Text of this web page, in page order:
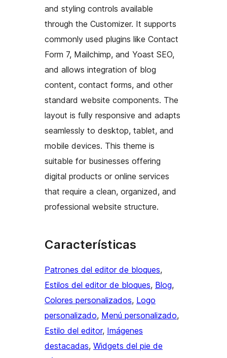
and styling controls available
through the Customizer. It supports
commonly used plugins like Contact
Form 7, Mailchimp, and Yoast SEO,
and allows integration of blog
content, contact forms, and other
standard website components. The
layout is fully responsive and adapts
seamlessly to desktop, tablet, and
mobile devices. This theme is
suitable for businesses offering
digital products or online services
that require a clean, organized, and
professional website structure.
Características
Patrones del editor de bloques
Estilos del editor de bloques, Blog
Colores personalizados, Logo
personalizado, Menú personalizado
Estilo del editor, Imágenes
destacadas, Widgets del pie de